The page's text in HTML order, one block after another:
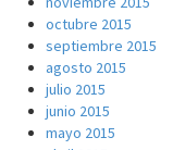
octubre 2015
septiembre 2015
agosto 2015
julio 2015
junio 2015
mayo 2015